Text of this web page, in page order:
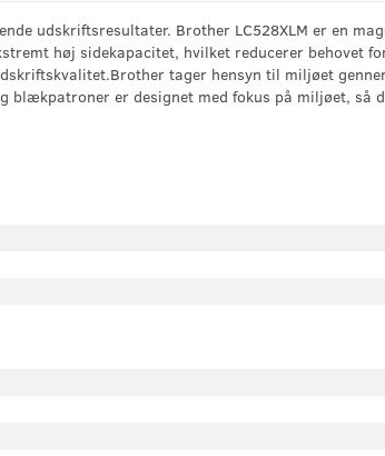
udskriftsresultater. Brother LC528XLM er en
høj sidekapacitet, hvilket reducerer behovet
tager hensyn til miljøet
blækpatroner er designet med fokus på miljøet,